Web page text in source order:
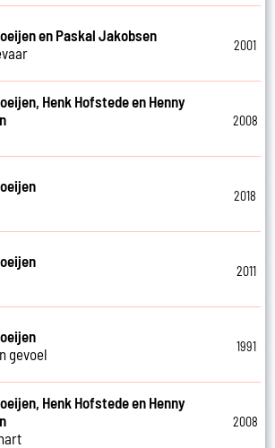
en Paskal Jakobsen
2001
Henk Hofstede en Henny
2008
2018
2011
gevoel
1991
Henk Hofstede en Henny
2008